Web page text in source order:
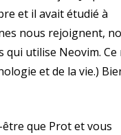
et il avait étudié à
nous rejoignent,
qui utilise Neovim. Ce
et de la vie.)
que Prot et vous